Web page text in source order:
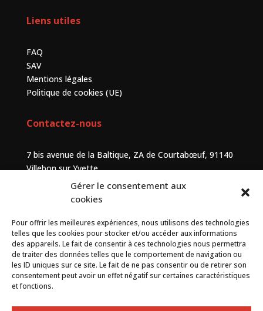
Gérer le consentement aux
cookies
Pour offrir les meilleures expériences, nous utilisons des technologies
telles que les cookies pour stocker et/ou accéder aux informations
des appareils. Le fait de consentir à ces technologies nous permettra
de traiter des données telles que le comportement de navigation ou
les ID uniques sur ce site. Le fait de ne pas consentir ou de retirer son
consentement peut avoir un effet négatif sur certaines caractéristiques
et fonctions.
Liens utiles
FAQ
SAV
Mentions légales
Politique de cookies (UE)
Contactez-nous
7 bis avenue de la Baltique, ZA de Courtabœuf, 91140
Villebon sur Yvette
+33 (0) 1 69 75 20 90
Contact